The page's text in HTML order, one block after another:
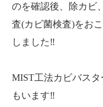
のを確認後、除カビ
査(カビ菌検査)をお
しました‼️
MIST工法カビバス
もいます‼️